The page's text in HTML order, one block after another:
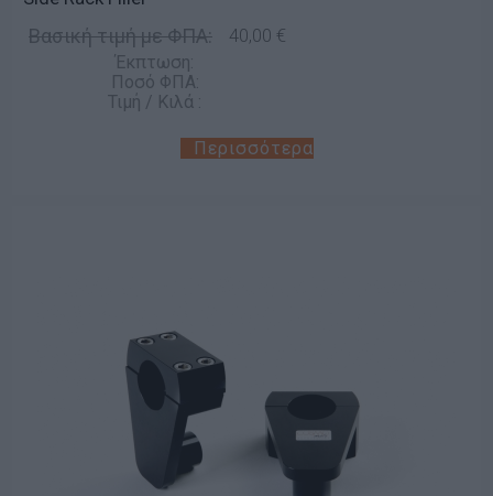
Βασική τιμή με ΦΠΑ: 40,00 €
Έκπτωση:
Ποσό ΦΠΑ:
Τιμή / Κιλά :
Περισσότερα